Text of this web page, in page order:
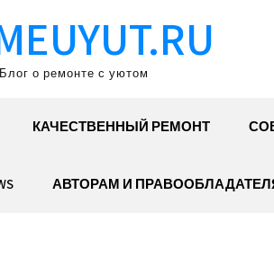
Блог о ремонте с уютом
КАЧЕСТВЕННЫЙ РЕМОНТ
АВТОРАМ И